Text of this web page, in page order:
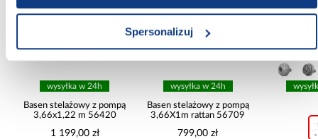
Spersonalizuj
wysyłka w 24h
Basen stelażowy z pompą
3,66x1,22 m 56420
1 199,00 zł
wysyłka w 24h
Basen stelażowy z pompą
3,66X1m rattan 56709
799,00 zł